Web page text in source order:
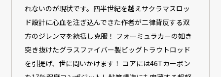
れないのが現状です。四半世紀を越えサクラマスロッ
ド設計に心血を注ぎ込んできた作者が二律背反する双
方のジレンマを統括し克服！ フォーミュラカーの如き
突き抜けたグラスファイバー製ビッグトラウトロッド
を引提げ、世に問いかけます！ コアには46Tカーボン